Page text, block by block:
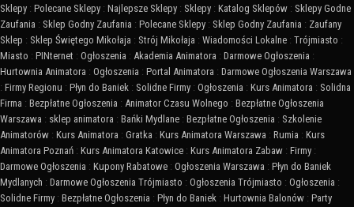
Sklepy : Polecane Sklepy : Najlepsze Sklepy : Sklepy : Katalog Sklepów : Sklepy Godne
Zaufania : Sklep Godny Zaufania : Polecane Sklepy : Sklep Godny Zaufania : Zaufany
Sklep : Sklep Świętego Mikołaja : Strój Mikołaja : Wiadomości Lokalne : Trójmiasto :
Miasto : PINternet : Ogłoszenia : Akademia Animatora : Darmowe Ogłoszenia :
Hurtownia Animatora : Ogłoszenia : Portal Animatora : Darmowe Ogłoszenia Warszawa
: Firmy Regionu : Płyn do Baniek : Solidne Firmy : Ogłoszenia : Kurs Animatora : Solidna
Firma : Bezpłatne Ogłoszenia : Animator Czasu Wolnego : Bezpłatne Ogłoszenia
Warszawa : sklep animatora : Bańki Mydlane : Bezpłatne Ogłoszenia : Szkolenie
Animatorów : Kurs Animatora : Gratka : Kurs Animatora Warszawa : Rumia : Kurs
Animatora Poznań : Kurs Animatora Katowice : Kurs Animatora Zabaw : Firmy :
Darmowe Ogłoszenia : Kupony Rabatowe : Ogłoszenia Warszawa : Płyn do Baniek
Mydlanych : Darmowe Ogłoszenia Trójmiasto : Ogłoszenia Trójmiasto : Ogłoszenia :
Solidne Firmy : Bezpłatne Ogłoszenia : Płyn do Baniek : Hurtownia Balonów : Party